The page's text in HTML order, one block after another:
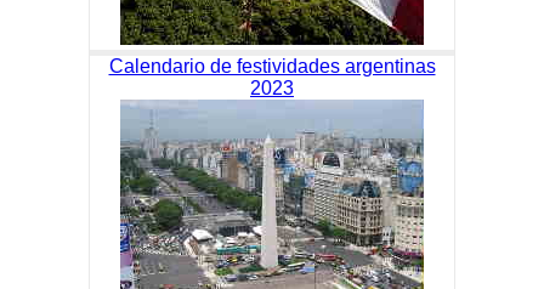
Calendario de festividades argentinas
2023